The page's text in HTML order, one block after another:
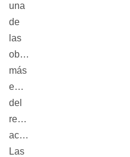
una
de
las
obras
más
emblemáticas
del
repertorio
académico:
Las